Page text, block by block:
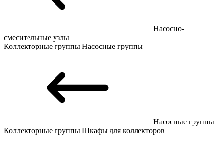
Насосно-
смесительные узлы
Коллекторные группы Насосные группы
Насосные группы
Коллекторные группы Шкафы для коллекторов